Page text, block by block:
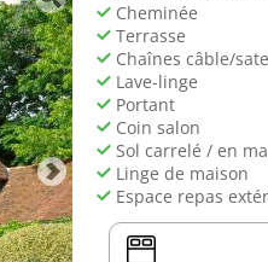
Cheminée
Terrasse
Chaînes câble/
Lave-linge
Portant
Coin salon
Sol carrelé / en
Linge de maison
Espace repas